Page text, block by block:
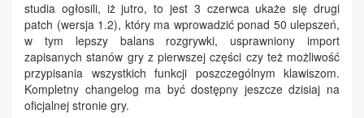
studia ogłosili, iż jutro, to jest 3 czerwca ukaże się drugi
patch (wersja 1.2), który ma wprowadzić ponad 50 ulepszeń,
w tym lepszy balans rozgrywki, usprawniony import
zapisanych stanów gry z pierwszej części czy też możliwość
przypisania wszystkich funkcji poszczególnym klawiszom.
Kompletny changelog ma być dostępny jeszcze dzisiaj na
oficjalnej stronie gry.